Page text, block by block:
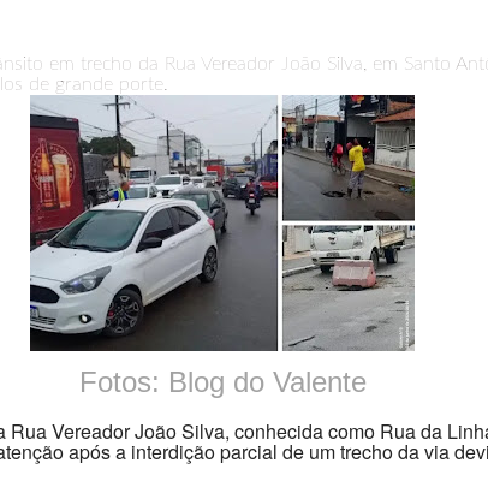
em trecho da Rua Vereador João Silva, em Santo
de grande porte.
Fotos: Blog do Valente
Rua Vereador João Silva, conhecida como Rua da
após a interdição parcial de um trecho da via